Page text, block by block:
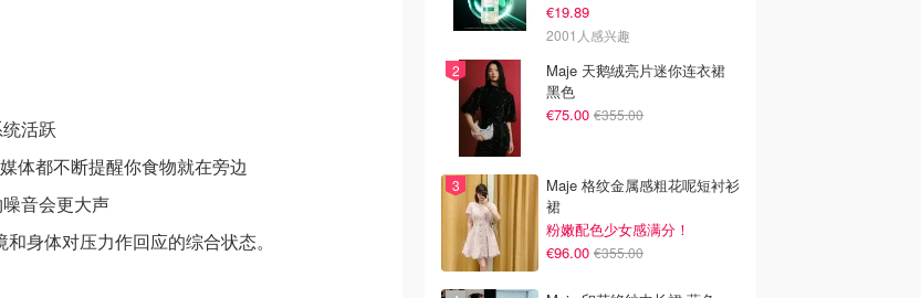
活跃
体都不断提醒你食物就在旁边
音会更大声
身体对压力作回应的综合状态。
€19.89
2001人感兴趣
Maje 天鹅绒亮片迷你连衣裙
黑色
€75.00 €355.00
Maje 格纹金属感粗花呢短衬衫
裙
粉嫩配色少女感满分！
€96.00 €355.00